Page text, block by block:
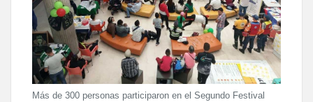
Más de 300 personas participaron en el Segundo Festival